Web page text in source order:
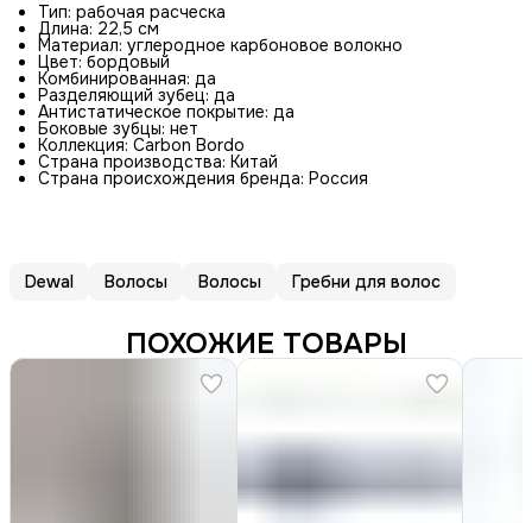
Тип: рабочая расческа
Длина: 22,5 см
Материал: углеродное карбоновое волокно
Цвет: бордовый
Комбинированная: да
Разделяющий зубец: да
Антистатическое покрытие: да
Боковые зубцы: нет
Коллекция: Carbon Bordo
Страна производства: Китай
Страна происхождения бренда: Россия
Dewal Волосы Волосы Гребни для волос
ПОХОЖИЕ ТОВАРЫ